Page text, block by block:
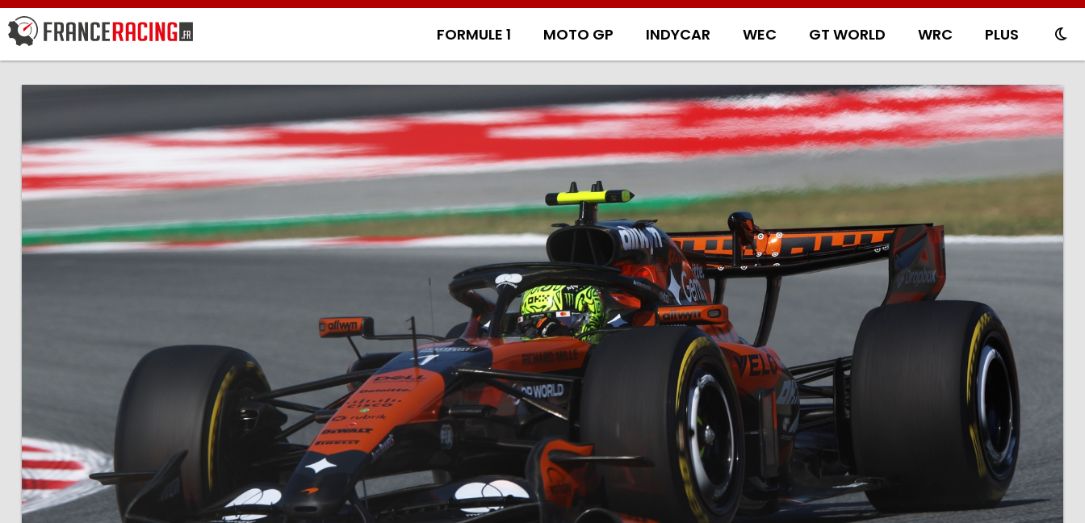
FORMULE 1 MOTO GP INDYCAR WEC GT WORLD WRC PLUS